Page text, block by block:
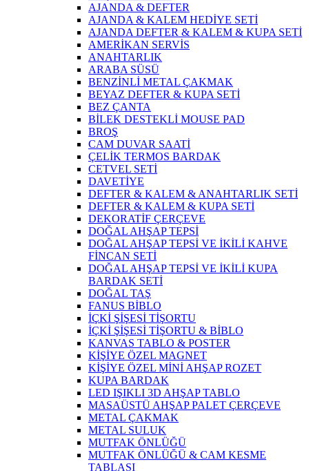
AJANDA & DEFTER
AJANDA & KALEM HEDİYE SETİ
AJANDA DEFTER & KALEM & KUPA SETİ
AMERİKAN SERVİS
ANAHTARLIK
ARABA SÜSÜ
BENZİNLİ METAL ÇAKMAK
BEYAZ DEFTER & KUPA SETİ
BEZ ÇANTA
BİLEK DESTEKLİ MOUSE PAD
BROŞ
CAM DUVAR SAATİ
ÇELİK TERMOS BARDAK
CETVEL SETİ
DAVETİYE
DEFTER & KALEM & ANAHTARLIK SETİ
DEFTER & KALEM & KUPA SETİ
DEKORATİF ÇERÇEVE
DOĞAL AHŞAP TEPSİ
DOĞAL AHŞAP TEPSİ VE İKİLİ KAHVE
FİNCAN SETİ
DOĞAL AHŞAP TEPSİ VE İKİLİ KUPA
BARDAK SETİ
DOĞAL TAŞ
FANUS BİBLO
İÇKİ ŞİŞESİ TİŞORTU
İÇKİ ŞİŞESİ TİŞORTU & BİBLO
KANVAS TABLO & POSTER
KİŞİYE ÖZEL MAGNET
KİŞİYE ÖZEL MİNİ AHŞAP ROZET
KUPA BARDAK
LED IŞIKLI 3D AHŞAP TABLO
MASAÜSTÜ AHŞAP PALET ÇERÇEVE
METAL ÇAKMAK
METAL SULUK
MUTFAK ÖNLÜĞÜ
MUTFAK ÖNLÜĞÜ & CAM KESME
TABLASI